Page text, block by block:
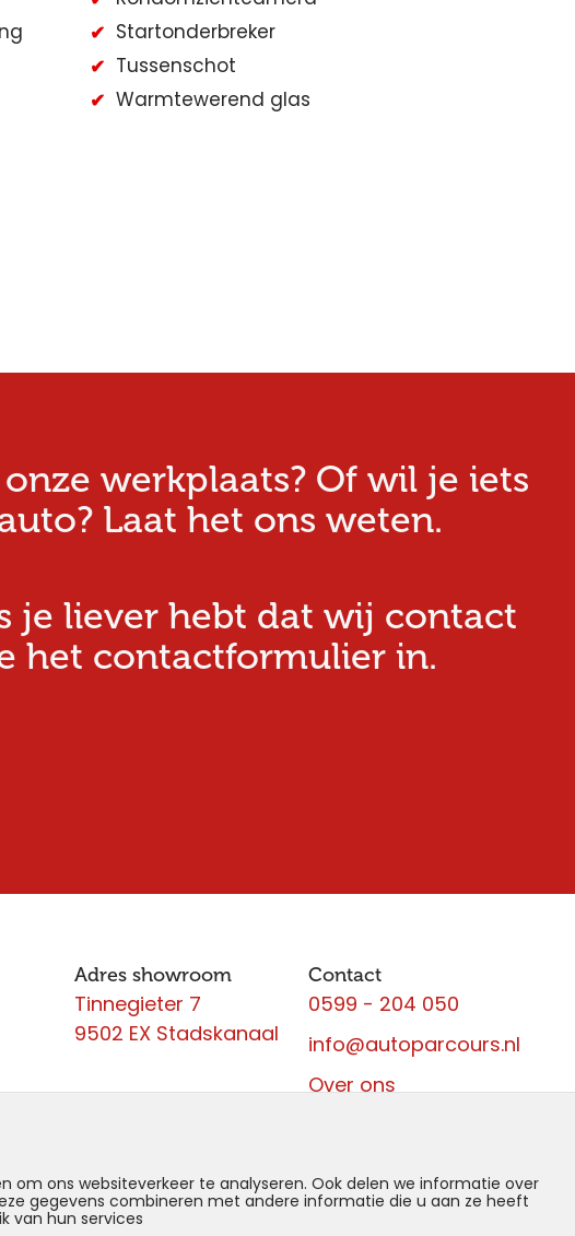
Startonderbreker
Tussenschot
Warmtewerend glas
werkplaats? Of wil je iets
Laat het ons weten.
je liever hebt dat wij contact
het contactformulier in.
Adres showroom
Tinnegieter 7
9502 EX Stadskanaal
Contact
0599 - 204 050
info@autoparcours.nl
Over ons
ons websiteverkeer te analyseren. Ook delen we informatie over
gegevens combineren met andere informatie die u aan ze heeft
van hun services